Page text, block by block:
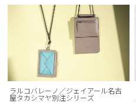
ラルコバレーノ／ジェイアール名古
屋タカシマヤ別注シリーズ